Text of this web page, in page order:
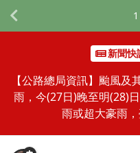
新聞快
【公路總局資訊】颱風
雨，今(27日)晚至明(28)
雨或超大豪雨
1